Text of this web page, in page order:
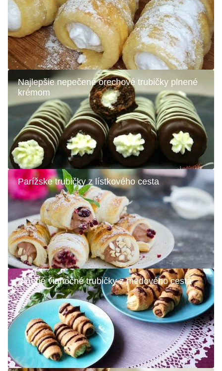
Najlepšie nepečené orechové trubičky plnené
krémom
Parížske trubičky z lístkového cesta
Plnené vianočné trubičky z medového cesta